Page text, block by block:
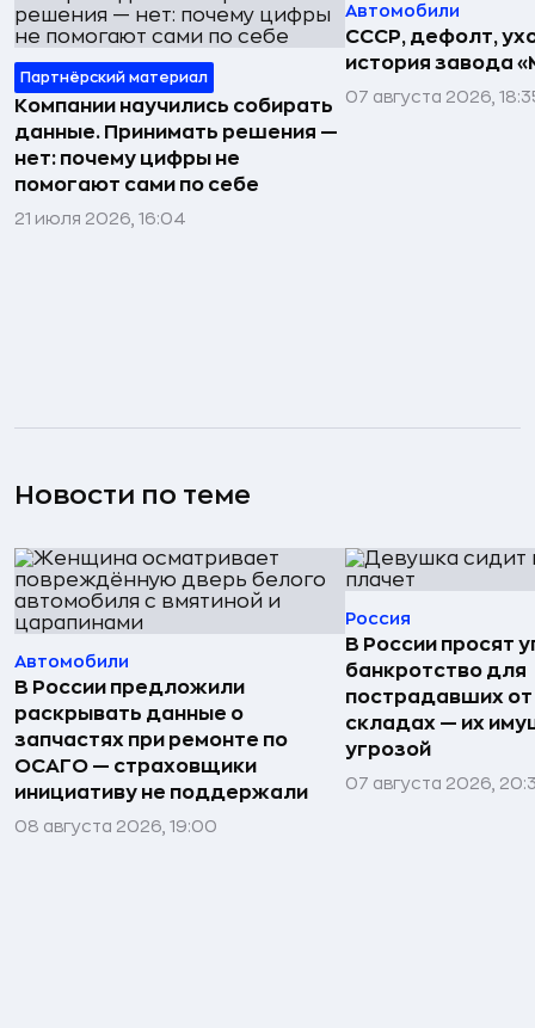
Партнёрский материал
Компании научились собирать
данные. Принимать решения —
нет: почему цифры не
помогают сами по себе
21 июля 2026, 16:04
Автомобили
СССР, дефолт,
история завода
07 августа 2026,
Новости по теме
Автомобили
В России предложили
раскрывать данные о
запчастях при ремонте по
ОСАГО — страховщики
инициативу не поддержали
08 августа 2026, 19:00
Россия
В России просят
банкротство для
пострадавших
складах — их
угрозой
07 августа 2026,